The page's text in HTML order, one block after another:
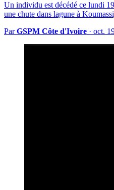
Un individu est décédé ce lundi
une chute dans lagune à
ParGSPM Côte d'Ivoire · oct.